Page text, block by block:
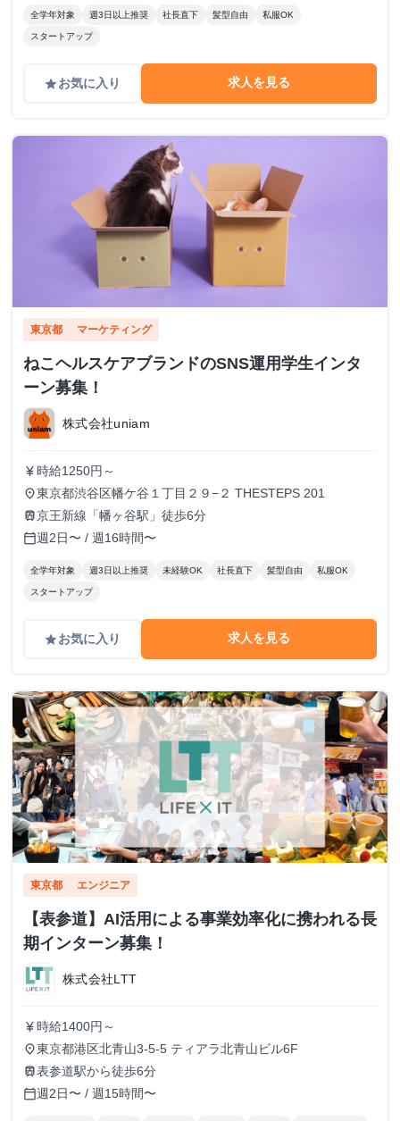
全学年対象 週3日以上推奨 社長直下 髪型自由 私服OK
スタートアップ
gradeお気に入り 求人を見る
東京都 マーケティング
ねこヘルスケアブランドのSNS運用学生インタ
ーン募集！
株式会社uniam
currency_yen 時給1250円～
place東京都渋谷区幡ケ谷１丁目２９−２ THESTEPS 201
train京王新線「幡ヶ谷駅」徒歩6分
calendar_today週2日〜 / 週16時間〜
全学年対象 週3日以上推奨 未経験OK 社長直下 髪型自由 私服OK
スタートアップ
gradeお気に入り 求人を見る
東京都 エンジニア
【表参道】AI活用による事業効率化に携われる長
期インターン募集！
株式会社LTT
currency_yen 時給1400円～
place東京都港区北青山3-5-5 ティアラ北青山ビル6F
train表参道駅から徒歩6分
calendar_today週2日〜 / 週15時間〜